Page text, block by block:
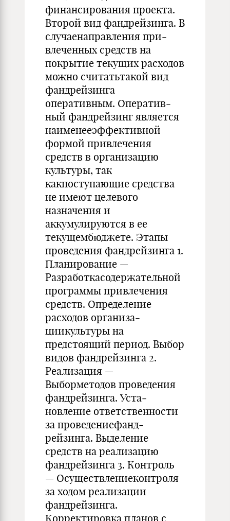
финансирования проекта.
Второй вид фандрейзинга. В
случаенаправления при­
влеченных средств на
покрытие текущих расходов
можно считатьтакой вид
фандрейзинга
оперативным. Оператив­
ный фандрейзинг является
наименееэффективной
фор­мой привлечения
средств в организацию
культуры, так
какпоступающие средства
не имеют целевого
назначения и
аккумулируются в ее
текущембюджете. Этапы
проведения фандрейзинга 1.
Планирование —
Разработкасодержательной
программы привле­чения
средств. Определение
расходов организа­
циикультуры на
предстоящий период. Выбор
видов фандрейзинга 2.
Реализация —
Выборметодов проведения
фандрейзинга. Уста­
новление ответственности
за проведениефанд­
рейзинга. Выделение
средств на реализацию
фандрейзинга 3. Контроль
— Осуществлениеконтроля
за ходом реализации
фандрейзинга.
Корректировка планов с